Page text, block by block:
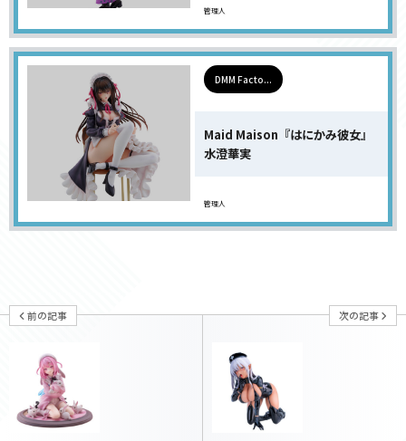
管理人
DMM Facto...
Maid Maison『はにかみ彼女』
水澄華実
管理人
前の記事 次の記事